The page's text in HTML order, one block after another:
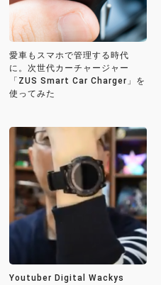
愛車もスマホで管理する時代
に。次世代カーチャージャー
「ZUS Smart Car Charger」を
使ってみた
Youtuber Digital Wackys